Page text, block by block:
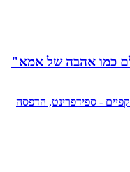
כמו אהבה של אמא"